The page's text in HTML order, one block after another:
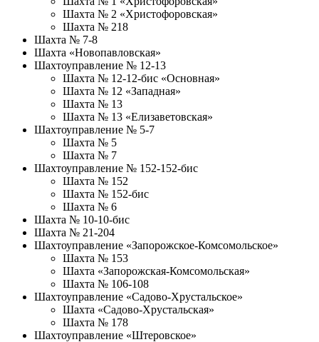
Шахта № 2 «Христофоровская»
Шахта № 218
Шахта № 7-8
Шахта «Новопавловская»
Шахтоуправление № 12-13
Шахта № 12-12-бис «Основная»
Шахта № 12 «Западная»
Шахта № 13
Шахта № 13 «Елизаветовская»
Шахтоуправление № 5-7
Шахта № 5
Шахта № 7
Шахтоуправление № 152-152-бис
Шахта № 152
Шахта № 152-бис
Шахта № 6
Шахта № 10-10-бис
Шахта № 21-204
Шахтоуправление «Запорожское-Комсомольское»
Шахта № 153
Шахта «Запорожская-Комсомольская»
Шахта № 106-108
Шахтоуправление «Садово-Хрустальское»
Шахта «Садово-Хрустальская»
Шахта № 178
Шахтоуправление «Штеровское»